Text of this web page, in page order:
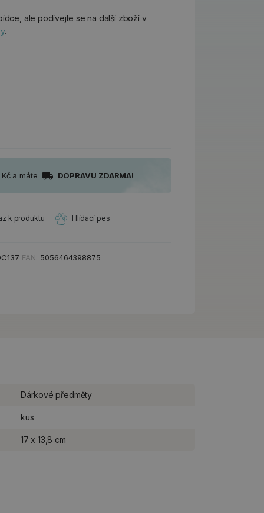
ale podívejte se na další zboží v
.
a máte DOPRAVU ZDARMA!
k produktu Hlídací pes
EAN: 5056464398875
Dárkové předměty
kus
17 x 13,8 cm